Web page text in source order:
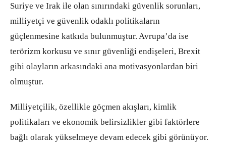
Suriye ve Irak ile olan sınırındaki güvenlik sorunları,
milliyetçi ve güvenlik odaklı politikaların
güçlenmesine katkıda bulunmuştur. Avrupa’da ise
terörizm korkusu ve sınır güvenliği endişeleri, Brexit
gibi olayların arkasındaki ana motivasyonlardan biri
olmuştur.
Milliyetçilik, özellikle göçmen akışları, kimlik
politikaları ve ekonomik belirsizlikler gibi faktörlere
bağlı olarak yükselmeye devam edecek gibi görünüyor.